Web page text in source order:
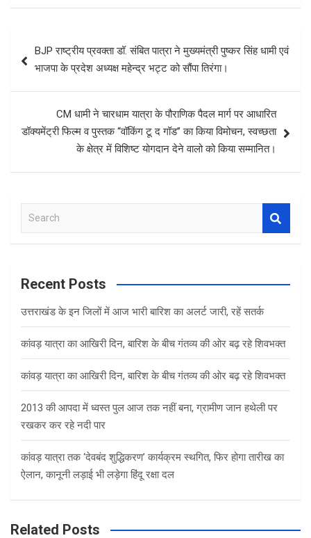
navigation
BJP राष्ट्रीय प्रवक्ता डॉ. संबित पात्रा ने मुख्यमंत्री पुष्कर सिंह धामी एवं
भाजपा के प्रदेश अध्यक्ष महेन्द्र भट्ट को सौंपा तिरंगा।
CM धामी ने चारधाम यात्रा के पौराणिक पैदल मार्ग पर आधारित
डॉक्यमेंट्री फिल्म व पुस्तक ‘‘वॉकिंग टू द गॉड’’ का किया विमोचन, स्वच्छता
के क्षेत्र में विशिष्ट योगदान देने वालो को किया सम्मानित।
a
c
Recent Posts
उत्तराखंड के इन जिलों में आज भारी बारिश का अलर्ट जारी, रहें सतर्क
कांवड़ यात्रा का आखिरी दिन, बारिश के बीच गंतव्य की ओर बढ़ रहे शिवभक्त
कांवड़ यात्रा का आखिरी दिन, बारिश के बीच गंतव्य की ओर बढ़ रहे शिवभक्त
2013 की आपदा में ध्वस्त पुल आज तक नहीं बना, ग्रामीण जान हथेली पर
रखकर कर रहे नदी पार
कांवड़ यात्रा तक ‘देवबंद शुद्धिकरण’ कार्यक्रम स्थगित, फिर होगा तारीख का
ऐलान, कानूनी लड़ाई भी लड़ेगा हिंदू रक्षा दल
Related Posts